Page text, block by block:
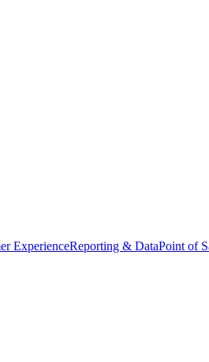
ExperienceReporting & DataPoint of